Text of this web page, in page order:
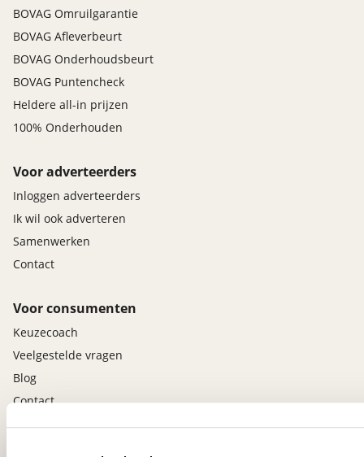
BOVAG Omruilgarantie
BOVAG Afleverbeurt
BOVAG Onderhoudsbeurt
BOVAG Puntencheck
Heldere all-in prijzen
100% Onderhouden
Voor adverteerders
Inloggen adverteerders
Ik wil ook adverteren
Samenwerken
Contact
Voor consumenten
Keuzecoach
Veelgestelde vragen
Blog
Contact